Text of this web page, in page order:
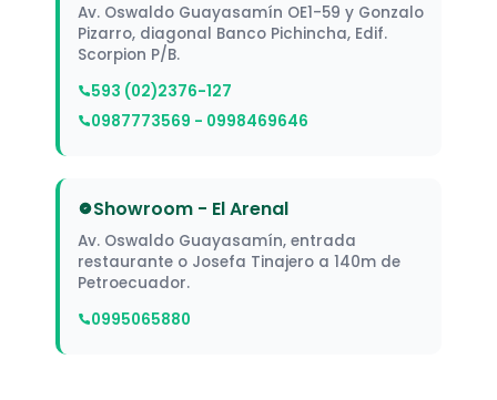
Av. Oswaldo Guayasamín OE1-59 y Gonzalo
Pizarro, diagonal Banco Pichincha, Edif.
Scorpion P/B.
593 (02)2376-127
0987773569 - 0998469646
Showroom - El Arenal
Av. Oswaldo Guayasamín, entrada
restaurante o Josefa Tinajero a 140m de
Petroecuador.
0995065880